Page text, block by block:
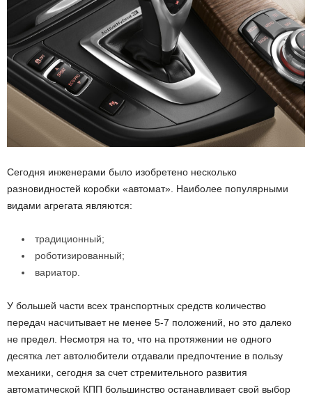
Сегодня инженерами было изобретено несколько
разновидностей коробки «автомат». Наиболее популярными
видами агрегата являются:
традиционный;
роботизированный;
вариатор.
У большей части всех транспортных средств количество
передач насчитывает не менее 5-7 положений, но это далеко
не предел. Несмотря на то, что на протяжении не одного
десятка лет автолюбители отдавали предпочтение в пользу
механики, сегодня за счет стремительного развития
автоматической КПП большинство останавливает свой выбор